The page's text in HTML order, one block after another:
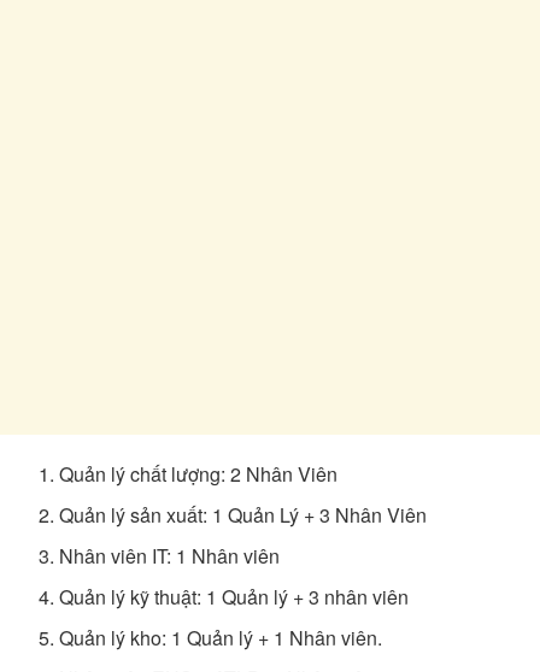
Quản lý chất lượng: 2 Nhân Viên
Quản lý sản xuất: 1 Quản Lý + 3 Nhân Viên
Nhân viên IT: 1 Nhân viên
Quản lý kỹ thuật: 1 Quản lý + 3 nhân viên
Quản lý kho: 1 Quản lý + 1 Nhân viên.